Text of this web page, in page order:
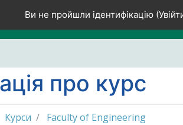
вмісту
Ви не пройшли ідентифікацію (
про курс
Курси
Faculty of Engineering